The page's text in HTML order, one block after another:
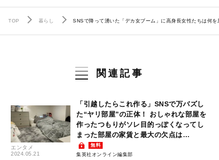
TOP 暮らし SNSで降って湧いた「デカ女ブーム」に高身長女性たちは何
関連記事
エンタメ
2024.05.21
「引越したらこれ作る」SNSで万バズし
た“ヤリ部屋”の正体！ おしゃれな部屋を
作ったつもりがソレ目的っぽくなってし
まった部屋の家賃と最大の欠点は…
無料
集英社オンライン編集部